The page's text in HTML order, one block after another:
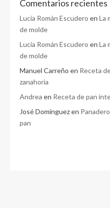
Comentarios recientes
Lucía Román Escudero en La
de molde
Lucía Román Escudero en La
de molde
Manuel Carreño en Receta
zanahoria
Andrea en Receta de pan
José Dominguezen
pan